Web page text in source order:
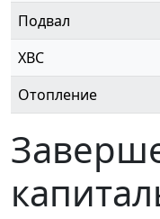
Подвал
ХВС
Отопление